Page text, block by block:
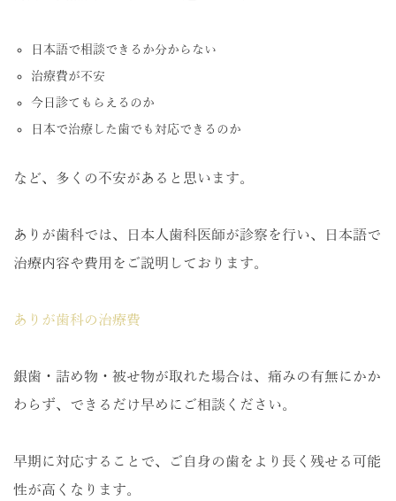
日本語で相談できるか分からない
治療費が不安
今日診てもらえるのか
日本で治療した歯でも対応できるのか
など、多くの不安があると思います。
ありが歯科では、日本人歯科医師が診察を行い、日本語で
治療内容や費用をご説明しております。
ありが歯科の治療費
銀歯・詰め物・被せ物が取れた場合は、痛みの有無にかか
わらず、できるだけ早めにご相談ください。
早期に対応することで、ご自身の歯をより長く残せる可能
性が高くなります。